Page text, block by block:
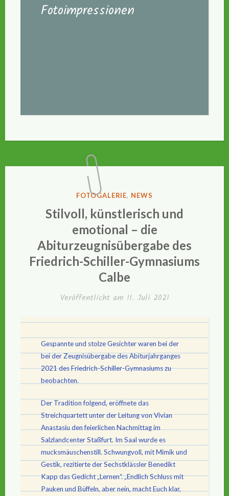
Fotoimpressionen
VERÖFFENTLICHT
FOTOGALERIE, NEWS
Stilvoll, künstlerisch und
emotional – die
Abiturzeugnisübergabe des
Friedrich-Schiller-Gymnasiums
Calbe
Veröffentlicht am 11. Juli 2021
Gespannte und stolze Gesichter waren bei der
bei der Zeugnisübergabe des Abiturjahrganges
2021 des Friedrich-Schiller-Gymnasiums zu
beobachten.
Der Tradition folgend, eröffnete das
Streichquartett unter der Leitung von Vivian
Anastasiu den feierlichen Nachmittag im
Salzlandcenter Staßfurt. Im Saal wurde es
mucksmäuschenstill. Schwungvoll, mit Mimik und
Gestik, rezitierte der Sechstklässler Benedikt
Kapp das Gedicht „Lernen“. „Endlich Schluss mit
Pauken und Büffeln, aber nein, macht Euch klar,